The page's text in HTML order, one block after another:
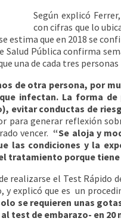
Según explicó
con cifras que lo
estima que en 2018 se
Pública confirma
una de cada tres
de otra persona, por
infectan. La forma
evitar conductas de
para generar reflexión
vencer. “Se aloja y
las condiciones y la
tratamiento porque
el Test Rápido
y explicó que es un
se requieren unas
test de embarazo- en